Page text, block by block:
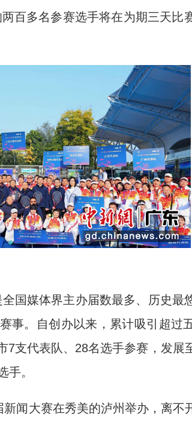
百多名参赛选手将在为期三天比
媒体界主办届数最多、历史最
事。自创办以来，累计吸引超过
7支代表队、28名选手参赛，发展
手。
闻大赛在秀美的泸州举办，离不